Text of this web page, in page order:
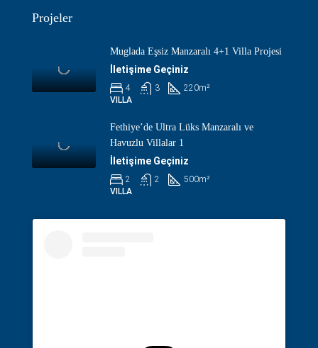
Projeler
Muglada Eşsiz Manzaralı 4+1 Villa Projesi
İletişime Geçiniz
4 3 220m²
VILLA
Fethiye’de Ultra Lüks Manzaralı ve
Havuzlu Villalar 1
İletişime Geçiniz
2 2 500m²
VILLA